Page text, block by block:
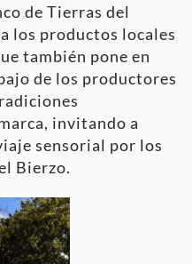
de Tierras del
los productos locales
también pone en
de los productores
invitando a
sensorial por los
Bierzo.